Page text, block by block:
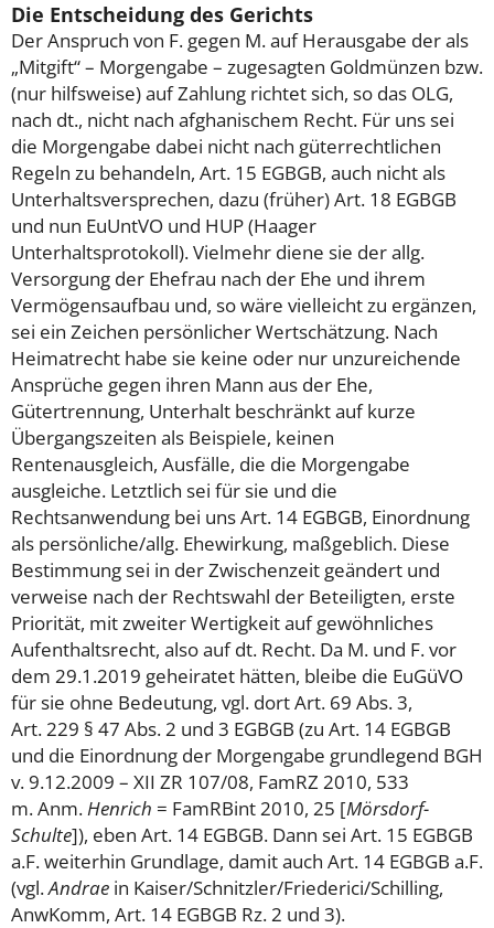
Die Entscheidung des Gerichts
Der Anspruch von F. gegen M. auf Herausgabe der als
„Mitgift“ – Morgengabe – zugesagten Goldmünzen bzw.
(nur hilfsweise) auf Zahlung richtet sich, so das OLG,
nach dt., nicht nach afghanischem Recht. Für uns sei
die Morgengabe dabei nicht nach güterrechtlichen
Regeln zu behandeln, Art. 15 EGBGB, auch nicht als
Unterhaltsversprechen, dazu (früher) Art. 18 EGBGB
und nun EuUntVO und HUP (Haager
Unterhaltsprotokoll). Vielmehr diene sie der allg.
Versorgung der Ehefrau nach der Ehe und ihrem
Vermögensaufbau und, so wäre vielleicht zu ergänzen,
sei ein Zeichen persönlicher Wertschätzung. Nach
Heimatrecht habe sie keine oder nur unzureichende
Ansprüche gegen ihren Mann aus der Ehe,
Gütertrennung, Unterhalt beschränkt auf kurze
Übergangszeiten als Beispiele, keinen
Rentenausgleich, Ausfälle, die die Morgengabe
ausgleiche. Letztlich sei für sie und die
Rechtsanwendung bei uns Art. 14 EGBGB, Einordnung
als persönliche/allg. Ehewirkung, maßgeblich. Diese
Bestimmung sei in der Zwischenzeit geändert und
verweise nach der Rechtswahl der Beteiligten, erste
Priorität, mit zweiter Wertigkeit auf gewöhnliches
Aufenthaltsrecht, also auf dt. Recht. Da M. und F. vor
dem 29.1.2019 geheiratet hätten, bleibe die EuGüVO
für sie ohne Bedeutung, vgl. dort Art. 69 Abs. 3,
Art. 229 § 47 Abs. 2 und 3 EGBGB (zu Art. 14 EGBGB
und die Einordnung der Morgengabe grundlegend BGH
v. 9.12.2009 – XII ZR 107/08, FamRZ 2010, 533
m. Anm.Henrich = FamRBint 2010, 25 [Mörsdorf-
Schulte]), eben Art. 14 EGBGB. Dann sei Art. 15 EGBGB
a.F. weiterhin Grundlage, damit auch Art. 14 EGBGB a.F.
(vgl.Andrae in Kaiser/Schnitzler/Friederici/Schilling,
AnwKomm, Art. 14 EGBGB Rz. 2 und 3).